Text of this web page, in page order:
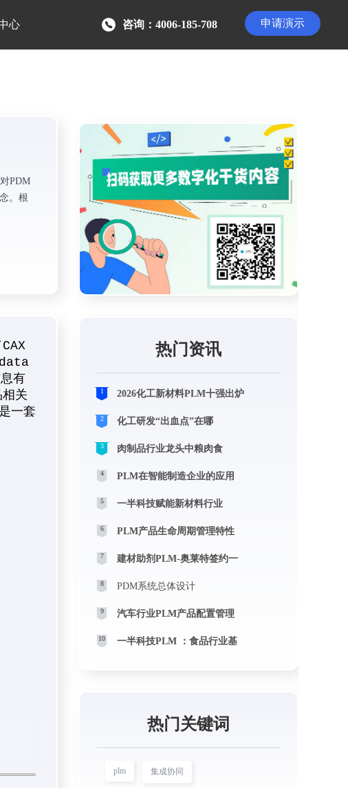
心 申请演示
咨询：4006-185-708
PDM
。根
有
关
一套
热门资讯
1 2026化工新材料PLM十强出炉
2 化工研发“出血点”在哪
3 肉制品行业龙头中粮肉食
4 PLM在智能制造企业的应用
5 一半科技赋能新材料行业
6 PLM产品生命周期管理特性
7 建材助剂PLM-奥莱特签约一
8 PDM系统总体设计
9 汽车行业PLM产品配置管理
10 一半科技PLM ：食品行业基
热门关键词
plm 集成协同